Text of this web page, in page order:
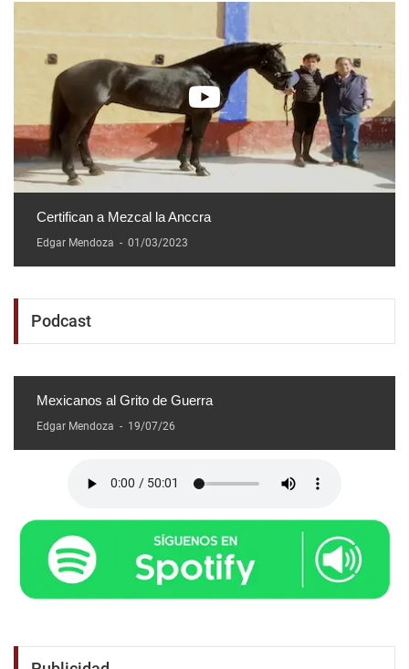
Certifican a Mezcal la Anccra
Edgar Mendoza - 01/03/2023
Podcast
Mexicanos al Grito de Guerra
Edgar Mendoza - 19/07/26